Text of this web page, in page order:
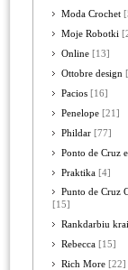
Moda Crochet
Moje Robotki
Online [13]
Ottobre design
Pacios [16]
Penelope [21]
Phildar [77]
Ponto de Cruz
Praktika [4]
Punto de Cruz
[15]
Rankdarbiu
Rebecca [15]
Rich More [22]